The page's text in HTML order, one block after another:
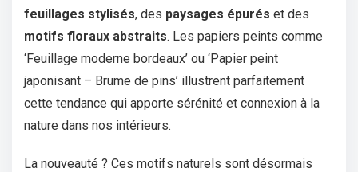
feuillages stylisés, des paysages épurés et des
motifs floraux abstraits. Les papiers peints comme
‘Feuillage moderne bordeaux’ ou ‘Papier peint
japonisant – Brume de pins’ illustrent parfaitement
cette tendance qui apporte sérénité et connexion à la
nature dans nos intérieurs.
La nouveauté ? Ces motifs naturels sont désormais